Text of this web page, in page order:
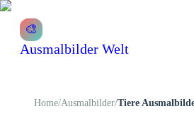
🎨
Ausmalbilder Welt
Home/Ausmalbilder/Tiere